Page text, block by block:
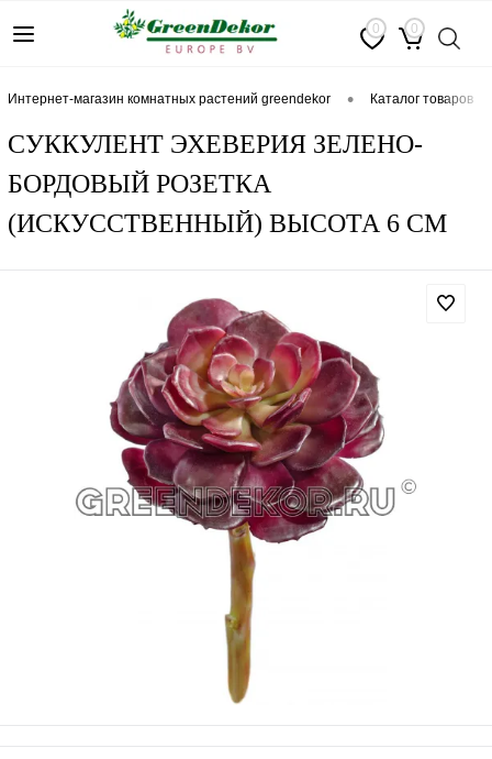
0 0
интернет-магазин комнатных растений greendekor • каталог товаров
СУККУЛЕНТ ЭХЕВЕРИЯ ЗЕЛЕНО-
БОРДОВЫЙ РОЗЕТКА
(ИСКУССТВЕННЫЙ) ВЫСОТА 6 СМ